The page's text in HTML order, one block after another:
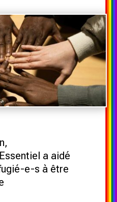
a aidé
e-s à être